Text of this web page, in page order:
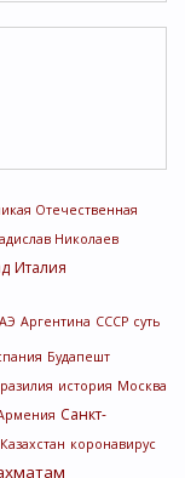
Отечественная
Николаев
Италия
Аргентина СССР суть
Будапешт
история Москва
Санкт-
Казахстан коронавирус